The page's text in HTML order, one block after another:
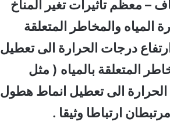
– معظم تأثيرات تغير المناخ
المياه والمخاطر المتعلقة
درجات الحرارة الى تعطيل
المتعلقة بالمياه ( مثل
الى تعطيل انماط هطول
ارتباطا وثيقا .